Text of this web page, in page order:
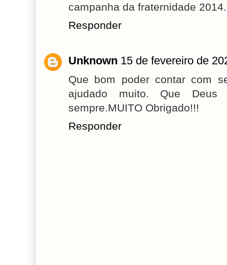
campanha da fraternidade
Responder
Unknown 15 de fevereiro de
Que bom poder contar com
ajudado muito. Que
sempre.MUITO Obrigado!!!
Responder